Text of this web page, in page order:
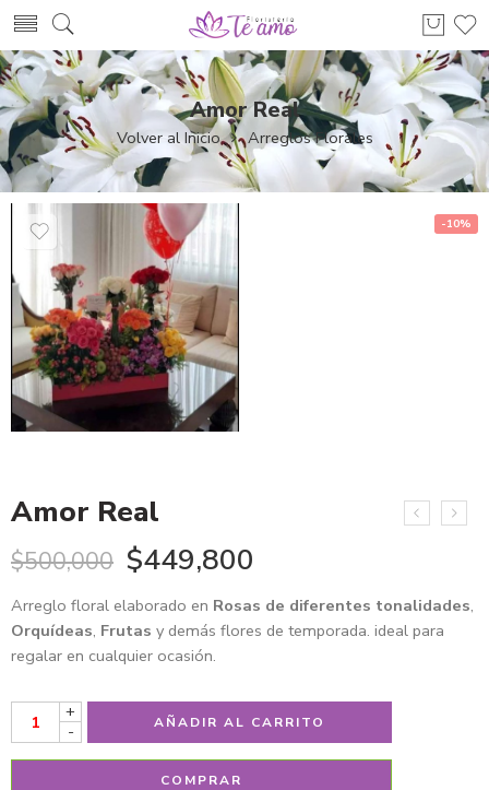
Amor Real
Volver al Inicio Arreglos Florales
-10%
Amor Real
$500,000 $449,800
Arreglo floral elaborado en Rosas de diferentes tonalidades,
Orquídeas, Frutas y demás flores de temporada. ideal para
regalar en cualquier ocasión.
+
-
AÑADIR AL CARRITO
COMPRAR